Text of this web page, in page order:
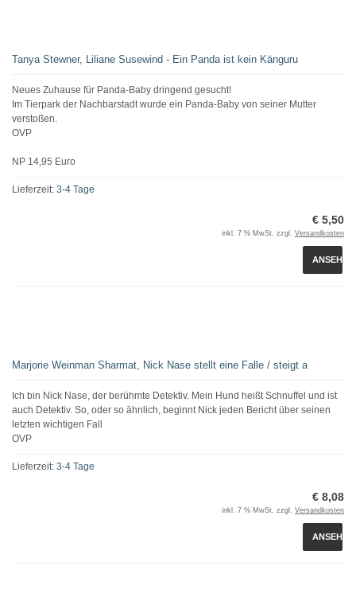
Tanya Stewner, Liliane Susewind - Ein Panda ist kein Känguru
Neues Zuhause für Panda-Baby dringend gesucht!
Im Tierpark der Nachbarstadt wurde ein Panda-Baby von seiner Mutter
verstoßen.
OVP
NP 14,95 Euro
Lieferzeit: 3-4 Tage
€ 5,50
inkl. 7 % MwSt. zzgl. Versandkosten
ANSEHEN
Marjorie Weinman Sharmat, Nick Nase stellt eine Falle / steigt a
Ich bin Nick Nase, der berühmte Detektiv. Mein Hund heißt Schnuffel und ist
auch Detektiv. So, oder so ähnlich, beginnt Nick jeden Bericht über seinen
letzten wichtigen Fall
OVP
Lieferzeit: 3-4 Tage
€ 8,08
inkl. 7 % MwSt. zzgl. Versandkosten
ANSEHEN